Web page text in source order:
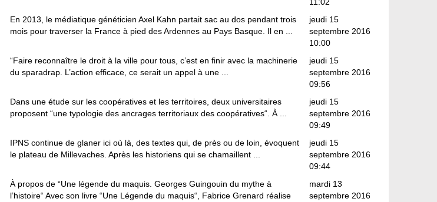
En 2013, le médiatique généticien Axel Kahn partait sac au dos pendant trois
mois pour traverser la France à pied des Ardennes au Pays Basque. Il en ...
jeudi 15
septembre 2016
10:00
“Faire reconnaître le droit à la ville pour tous, c’est en finir avec la machinerie
du sparadrap. L’action efficace, ce serait un appel à une ...
jeudi 15
septembre 2016
09:56
Dans une étude sur les coopératives et les territoires, deux universitaires
proposent “une typologie des ancrages territoriaux des coopératives“. À ...
jeudi 15
septembre 2016
09:49
IPNS continue de glaner ici où là, des textes qui, de près ou de loin, évoquent
le plateau de Millevaches. Après les historiens qui se chamaillent ...
jeudi 15
septembre 2016
09:44
À propos de “Une légende du maquis. Georges Guingouin du mythe à
l’histoire“ Avec son livre “Une Légende du maquis“, Fabrice Grenard réalise
mardi 13
septembre 2016